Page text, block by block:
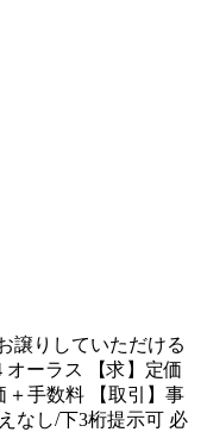
譲りしていただける
ーラス 【求】定価
＋手数料 【取引】事
なし/下3桁提示可 必